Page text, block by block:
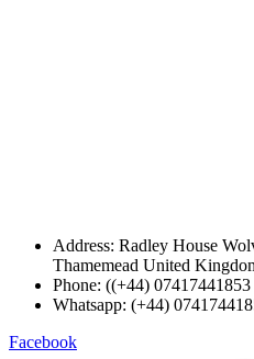
Address: Radley House
Thamemead United
Phone: ((+44) 07417441853
Whatsapp: (+44)
Facebook